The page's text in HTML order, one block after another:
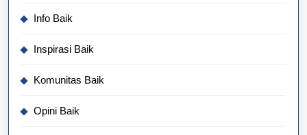
Info Baik
Inspirasi Baik
Komunitas Baik
Opini Baik